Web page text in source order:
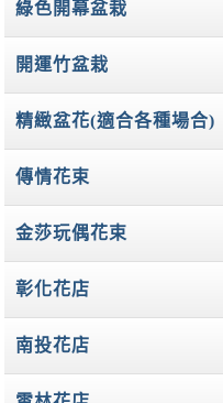
綠色開幕盆栽
開運竹盆栽
精緻盆花(適合各種場合)
傳情花束
金莎玩偶花束
彰化花店
南投花店